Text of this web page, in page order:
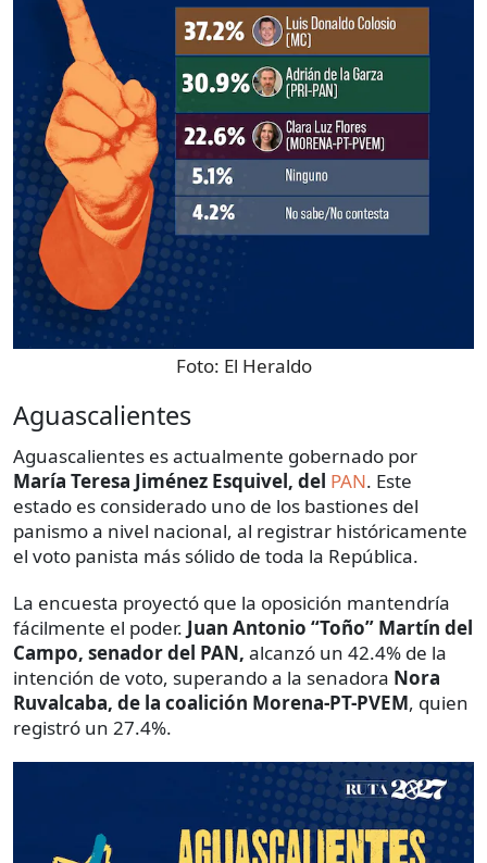
Foto: El Heraldo
Aguascalientes
Aguascalientes es actualmente gobernado por
María Teresa Jiménez Esquivel, del PAN. Este
estado es considerado uno de los bastiones del
panismo a nivel nacional, al registrar históricamente
el voto panista más sólido de toda la República.
La encuesta proyectó que la oposición mantendría
fácilmente el poder. Juan Antonio “Toño” Martín del
Campo, senador del PAN, alcanzó un 42.4% de la
intención de voto, superando a la senadora Nora
Ruvalcaba, de la coalición Morena-PT-PVEM, quien
registró un 27.4%.